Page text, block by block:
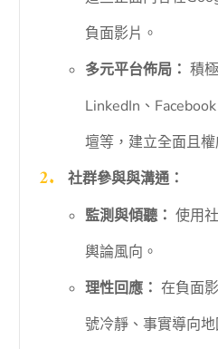
負面影片。
多元平台佈局： 積
LinkedIn、
壇等，建立全面且
社群參與與溝通：
監測與傾聽： 使用
輿論風向。
理性回應： 在負面
號冷靜、事實導向